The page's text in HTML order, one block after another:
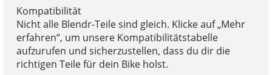
Kompatibilität
Nicht alle Blendr-Teile sind gleich. Klicke auf „Mehr
erfahren“, um unsere Kompatibilitätstabelle
aufzurufen und sicherzustellen, dass du dir die
richtigen Teile für dein Bike holst.